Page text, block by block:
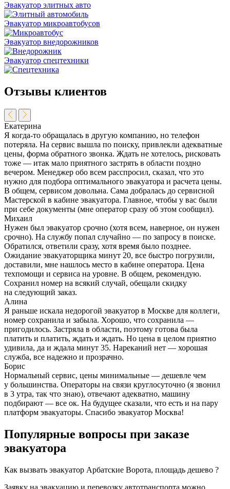
Эвакуатор элитных авто
Эвакуатор микроавтобусов
Эвакуатор внедорожников
Эвакуатор спецтехники
Отзывы клиентов
Екатерина
Я когда-то обращалась в другую компанию, но телефон
потеряла. На сервис вышла по поиску, привлекли адекватные
цены, форма обратного звонка. Ждать не хотелось, рисковать
тоже — итак мало приятного застрять в области поздно
вечером. Менеджер обо всем расспросил, сказал, что это
нужно для подбора оптимального эвакуатора и расчета цены.
В общем, сервисом довольна. Сама добралась до сервисной
Мастерской в кабине эвакуатора. Главное, чтобы у вас были
при себе документы (мне оператор сразу об этом сообщил).
Михаил
Нужен был эвакуатор срочно (хотя всем, наверное, он нужен
срочно). На службу попал случайно — по запросу в поиске.
Обратился, ответили сразу, хотя время было позднее.
Ожидание эвакуаторщика минут 20, все быстро погрузили,
доставили, мне нашлось место в кабине оператора. Цена
техпомощи и сервиса на уровне. В общем, рекомендую.
Сохранил номер на всякий случай, обещали скидку
на следующий заказ.
Алина
Я раньше искала недорогой эвакуатор в Москве для коллеги,
номер сохранила и забыла. Хорошо, что сохранила —
пригодилось. Застряла в области, поэтому готова была
платить и платить, ждать и ждать. Но цена в целом приятно
удивила, да и ждала минут 35. Нареканий нет — хорошая
служба, все надежно и прозрачно.
Борис
Нормальный сервис, цены минимальные — дешевле чем
у большинства. Операторы на связи круглосуточно (я звонил
в 3 утра, так что знаю), отвечают адекватно, машину
подбирают — все ок. На будущее сказали, что есть и на пару
платформ эвакуаторы. Спасибо эвакуатор Москва!
Популярные вопросы при заказе
эвакуатора
Как вызвать эвакуатор Арбатские Ворота, площадь дешево ?
Заявку на эвакуацию и перевозку автотранспорта можно